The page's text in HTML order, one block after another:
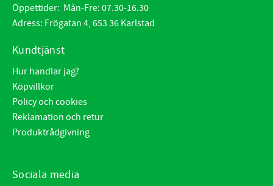
Öppettider: Mån-Fre: 07.30-16.30
Adress: Frögatan 4, 653 36 Karlstad
Kundtjänst
Hur handlar jag?
Köpvillkor
Policy och cookies
Reklamation och retur
Produktrådgivning
Sociala media